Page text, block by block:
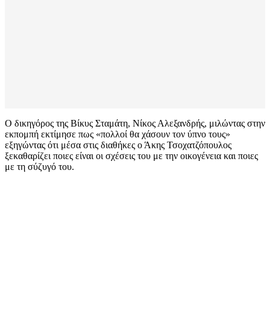
Ο δικηγόρος της Βίκυς Σταμάτη, Νίκος Αλεξανδρής, μιλώντας στην
εκπομπή εκτίμησε πως «πολλοί θα χάσουν τον ύπνο τους»
εξηγώντας ότι μέσα στις διαθήκες ο Άκης Τσοχατζόπουλος
ξεκαθαρίζει ποιες είναι οι σχέσεις του με την οικογένεια και ποιες
με τη σύζυγό του.